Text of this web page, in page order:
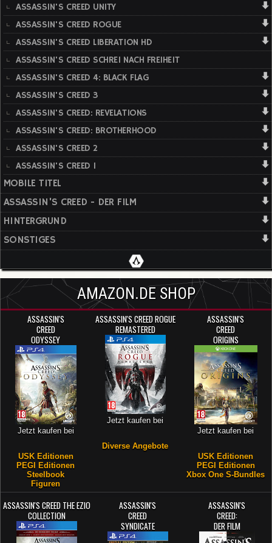
ASSASSIN'S CREED UNITY
ASSASSIN'S CREED ROGUE
ASSASSIN'S CREED LIBERATION HD
ASSASSIN'S CREED SCHREI NACH FREIHEIT
ASSASSIN'S CREED 4: BLACK FLAG
ASSASSIN'S CREED 3
ASSASSIN'S CREED: REVELATIONS
ASSASSIN'S CREED: BROTHERHOOD
ASSASSIN'S CREED 2
ASSASSIN'S CREED 1
MOBILE TITEL
ASSASSIN'S CREED - DER FILM
HINTERGRUND
SONSTIGES
AMAZON.DE SHOP
ASSASSIN'S
CREED
ODYSSEY
Jetzt kaufen bei
USK Editionen
PEGI Editionen
Steelbook
Figuren
ASSASSIN'S CREED ROGUE
REMASTERED
Jetzt kaufen bei
Diverse Angebote
ASSASSIN'S
CREED
ORIGINS
Jetzt kaufen bei
USK Editionen
PEGI Editionen
Xbox One S-Bundles
ASSASSIN'S CREED THE EZIO
COLLECTION
ASSASSIN'S
CREED
SYNDICATE
ASSASSIN'S
CREED:
DER FILM